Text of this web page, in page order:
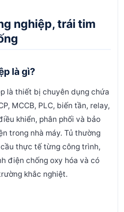
nghiệp, trái tim
là gì?
là thiết bị chuyên dụng chứa
MCCB, PLC, biến tần, relay,
khiển, phân phối và bảo
trong nhà máy. Tủ thường
thực tế từng công trình,
điện chống oxy hóa và có
khắc nghiệt.